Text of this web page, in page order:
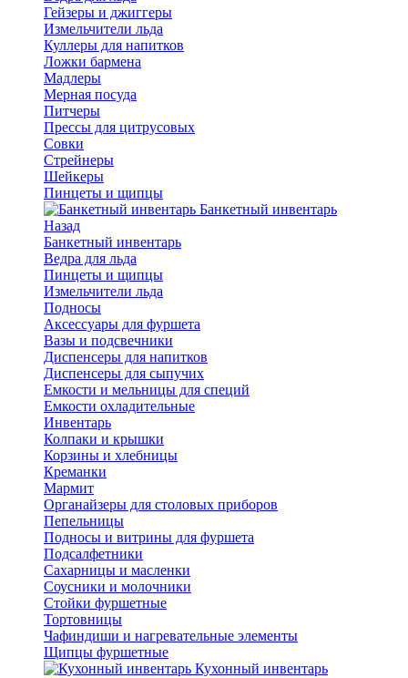
Гейзеры и джиггеры
Измельчители льда
Куллеры для напитков
Ложки бармена
Мадлеры
Мерная посуда
Питчеры
Прессы для цитрусовых
Совки
Стрейнеры
Шейкеры
Пинцеты и щипцы
Банкетный инвентарь
Назад
Банкетный инвентарь
Ведра для льда
Пинцеты и щипцы
Измельчители льда
Подносы
Аксессуары для фуршета
Вазы и подсвечники
Диспенсеры для напитков
Диспенсеры для сыпучих
Емкости и мельницы для специй
Емкости охладительные
Инвентарь
Колпаки и крышки
Корзины и хлебницы
Креманки
Мармит
Органайзеры для столовых приборов
Пепельницы
Подносы и витрины для фуршета
Подсалфетники
Сахарницы и масленки
Соусники и молочники
Стойки фуршетные
Тортовницы
Чафиндиши и нагревательные элементы
Щипцы фуршетные
Кухонный инвентарь